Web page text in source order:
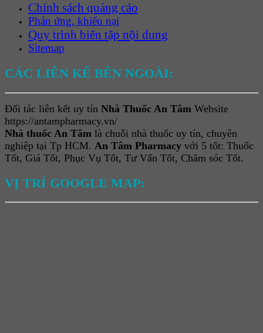
Chính sách quảng cáo
Phản ứng, khiếu nại
Quy trình biên tập nội dung
Sitemap
CÁC LIÊN KẾ BÊN NGOÀI:
Đối tác liên kết uy tín Nhà Thuốc An Tâm Website
https://antampharmacy.vn/
Nhà thuốc An Tâm là chuỗi nhà thuốc uy tín, chuyên
nghiệp tại Tp HCM. An Tâm Pharmacy với 5 tốt: Thuốc
Tốt, Giá Tốt, Phục Vụ Tốt, Tư Vấn Tốt, Chăm sóc Tốt.
VỊ TRÍ GOOGLE MAP: